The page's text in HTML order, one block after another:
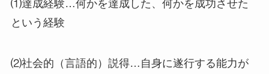
⑴達成経験…何かを達成した、何かを成功させた
という経験
⑵社会的（言語的）説得…自身に遂行する能力が